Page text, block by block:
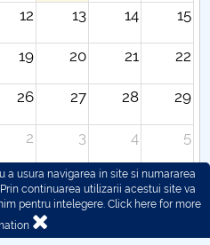
12 13 14 15
19 20 21 22
26 27 28 29
2 3 4 5
a usura navigarea in site si numararea
continuarea utilizarii acestui site va
pentru intelegere. Click here for more